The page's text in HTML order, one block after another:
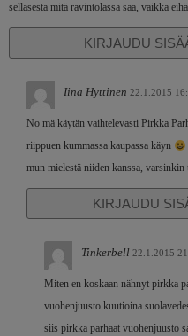
sellasesta mitä ravintolassa saa, vaikka
KIRJAUDU
Iina Hyttinen 22.1.2015
No mä käytän vaihtelevasti Pirkka
riippuen kummassa kaupassa käyn
mun mielestä niiden kanssa, varsinkin
KIRJAUDU
Tinkerbell 22.1.2015
Miten en koskaan nähnyt pirkka
vuohenjuusto kuutioina
siis pirkka parhaat vuohenjuusto